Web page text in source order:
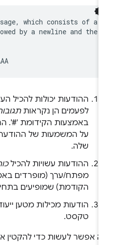
which consists of a
by a newline and the
ההודעות יכולות להכיל
לפעמים הן נקראותתגובות–
באמצעות הקידומת '#'.
על המשמעות של ההודעה או
שלה.
ההודעות עשויות להכיל
מפתח/ערך (מופרדים
הקודמת) שמופיעים
טקסט.
אפשר לעשות כדי להקטין את